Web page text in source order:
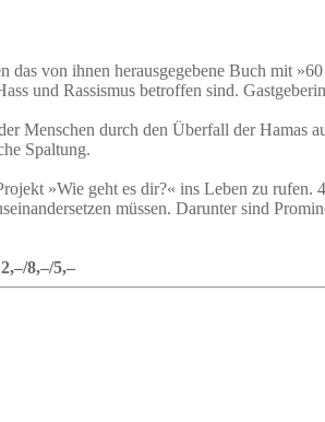
von ihnen herausgegebene Buch mit
und Rassismus betroffen sind.
Menschen durch den Überfall der
Spaltung.
»Wie geht es dir?« ins Leben zu
müssen. Darunter sind
8,–/5,–